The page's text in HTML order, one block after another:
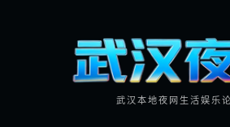
武汉本地夜网生活娱乐